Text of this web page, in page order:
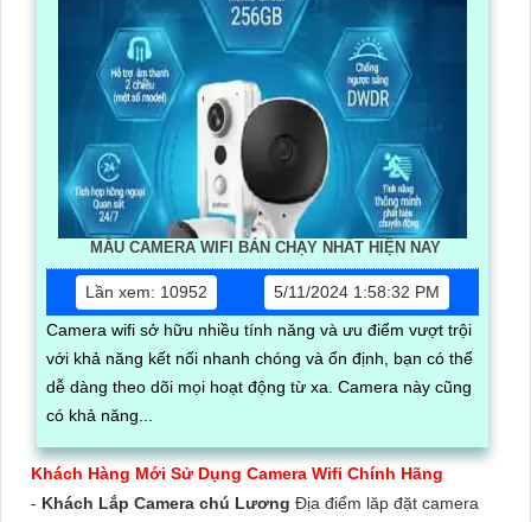
MẪU CAMERA WIFI BÁN CHẠY NHẤT HIỆN NAY
Lần xem: 10952
5/11/2024 1:58:32 PM
Camera wifi sở hữu nhiều tính năng và ưu điểm vượt trội
với khả năng kết nối nhanh chóng và ổn định, bạn có thể
dễ dàng theo dõi mọi hoạt động từ xa. Camera này cũng
có khả năng...
Khách Hàng Mới Sử Dụng Camera Wifi Chính Hãng
- Khách Lắp Camera chú Lương Địa điểm lăp đặt camera